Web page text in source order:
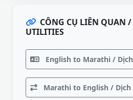
CÔNG CỤ LIÊN QUAN /
UTILITIES
English to Marathi /
Marathi to English /